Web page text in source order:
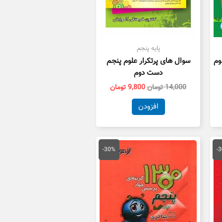
پایه پنجم
سوال های پرتکرار علوم پنجم
دست دوم
14,000تومان9,800تومان
افزودن
-
قیمت
فعلی
-30%
قیمت
16,000 تومان
بود.
قیمت
فعلی